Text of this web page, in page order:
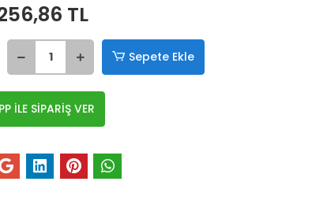
TL
Sepete Ekle
İLE SİPARİŞ VER